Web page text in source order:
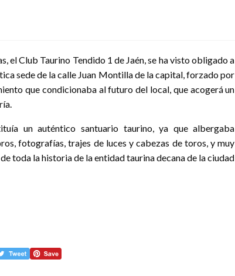
el Club Taurino Tendido 1 de Jaén, se ha visto obligado a
sede de la calle Juan Montilla de la capital, forzado por
que condicionaba al futuro del local, que acogerá un
un auténtico santuario taurino, ya que albergaba
fotografías, trajes de luces y cabezas de toros, y muy
toda la historia de la entidad taurina decana de la ciudad